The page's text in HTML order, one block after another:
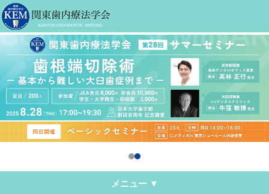
メニュー ▼